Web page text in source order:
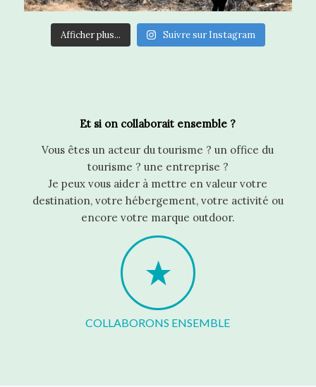
Afficher plus... Suivre sur Instagram
Et si on collaborait ensemble ?
Vous êtes un acteur du tourisme ? un office du
tourisme ? une entreprise ?
Je peux vous aider à mettre en valeur votre
destination, votre hébergement, votre activité ou
encore votre marque outdoor.
COLLABORONS ENSEMBLE